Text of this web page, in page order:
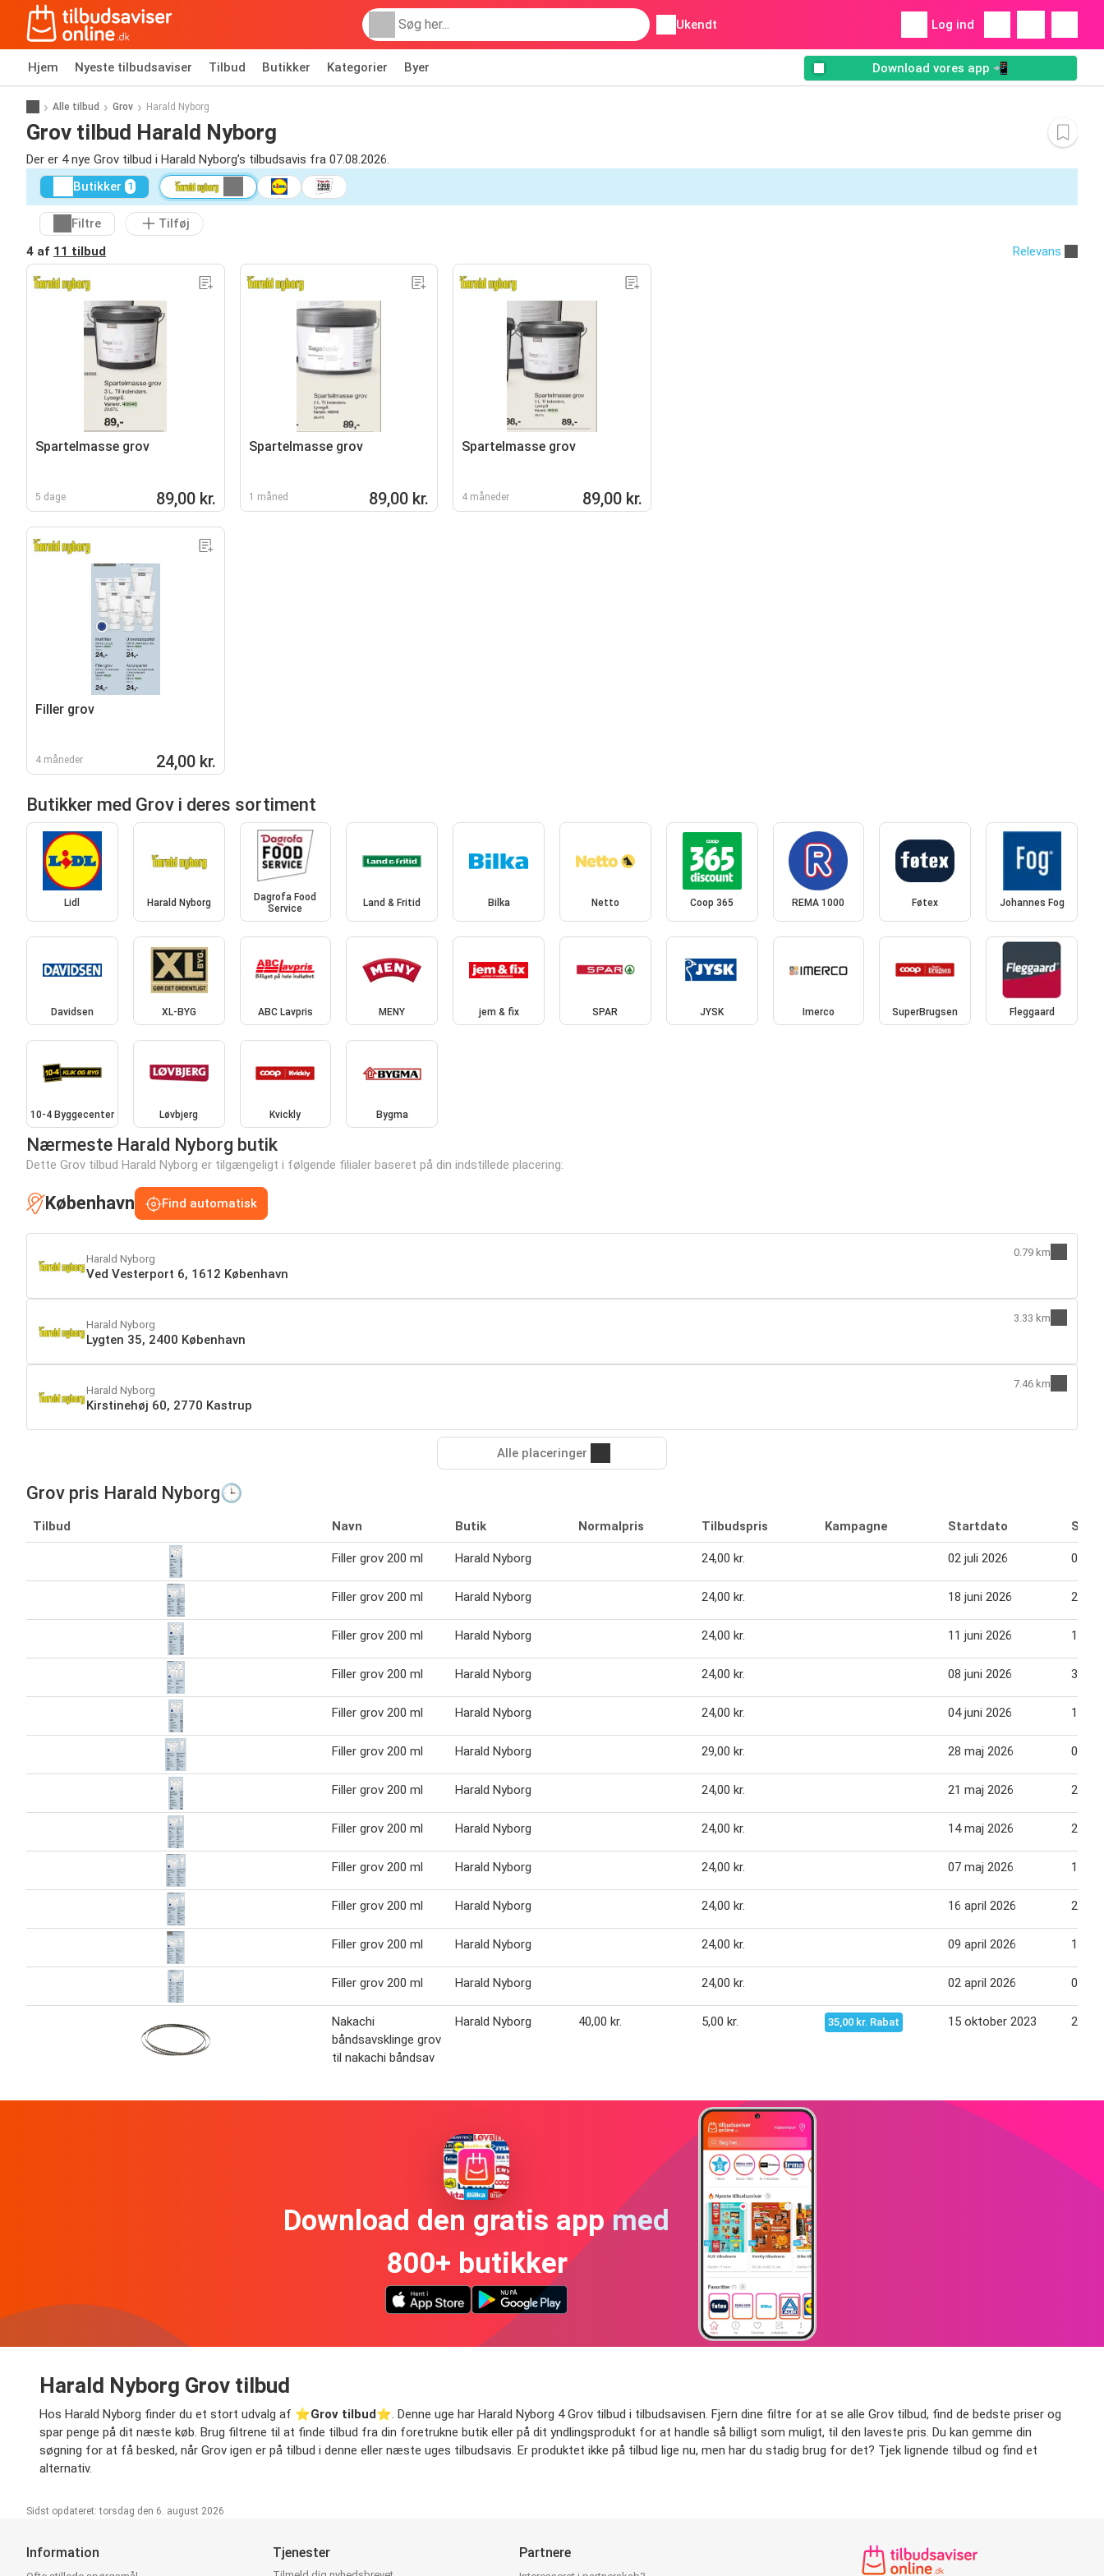
Ukendt Log ind
Hjem Nyeste tilbudsaviser Tilbud Butikker Kategorier Byer Download vores app 📲
Alle tilbud Grov Harald Nyborg
Grov tilbud Harald Nyborg
Der er 4 nye Grov tilbud i Harald Nyborg’s tilbudsavis fra 07.08.2026.
Butikker 1
Filtre
Tilføj
4 af 11 tilbud Relevans
Spartelmasse grov
5 dage 89,00 kr.
Spartelmasse grov
1 måned 89,00 kr.
Spartelmasse grov
4 måneder 89,00 kr.
Filler grov
4 måneder 24,00 kr.
Butikker med Grov i deres sortiment
Lidl Harald Nyborg
Dagrofa Food
Service
Land & Fritid Bilka Netto Coop 365 REMA 1000 Føtex Johannes Fog
Davidsen XL-BYG ABC Lavpris MENY jem & fix SPAR JYSK Imerco SuperBrugsen Fleggaard
10-4 Byggecenter Løvbjerg Kvickly Bygma
Nærmeste Harald Nyborg butik
Dette Grov tilbud Harald Nyborg er tilgængeligt i følgende filialer baseret på din indstillede placering:
København Find automatisk
Harald Nyborg
Ved Vesterport 6, 1612 København
0.79 km
Harald Nyborg
Lygten 35, 2400 København
3.33 km
Harald Nyborg
Kirstinehøj 60, 2770 Kastrup
7.46 km
Alle placeringer
Grov pris Harald Nyborg🕒
Tilbud Navn Butik Normalpris Tilbudspris Kampagne Startdato
Filler grov 200 ml Harald Nyborg 24,00 kr. 02 juli 2026 08
Filler grov 200 ml Harald Nyborg 24,00 kr. 18 juni 2026 24
Filler grov 200 ml Harald Nyborg 24,00 kr. 11 juni 2026 17
Filler grov 200 ml Harald Nyborg 24,00 kr. 08 juni 2026 31
Filler grov 200 ml Harald Nyborg 24,00 kr. 04 juni 2026 10
Filler grov 200 ml Harald Nyborg 29,00 kr. 28 maj 2026 03
Filler grov 200 ml Harald Nyborg 24,00 kr. 21 maj 2026 27
Filler grov 200 ml Harald Nyborg 24,00 kr. 14 maj 2026 20
Filler grov 200 ml Harald Nyborg 24,00 kr. 07 maj 2026 13
Filler grov 200 ml Harald Nyborg 24,00 kr. 16 april 2026 22
Filler grov 200 ml Harald Nyborg 24,00 kr. 09 april 2026 15
Filler grov 200 ml Harald Nyborg 24,00 kr. 02 april 2026 08
Nakachi
båndsavsklinge grov
til nakachi båndsav
Harald Nyborg 40,00 kr. 5,00 kr. 35,00 kr. Rabat 15 oktober 2023 22
Download den gratis app med
800+ butikker
Harald Nyborg Grov tilbud
Hos Harald Nyborg finder du et stort udvalg af ⭐️Grov tilbud⭐️. Denne uge har Harald Nyborg 4 Grov tilbud i tilbudsavisen. Fjern dine filtre for at se alle Grov tilbud, find de bedste priser og
spar penge på dit næste køb. Brug filtrene til at finde tilbud fra din foretrukne butik eller på dit yndlingsprodukt for at handle så billigt som muligt, til den laveste pris. Du kan gemme din
søgning for at få besked, når Grov igen er på tilbud i denne eller næste uges tilbudsavis. Er produktet ikke på tilbud lige nu, men har du stadig brug for det? Tjek lignende tilbud og find et
alternativ.
Sidst opdateret: torsdag den 6. august 2026
Information Tjenester Partnere